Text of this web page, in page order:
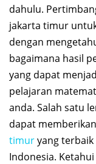
dahulu.
jakarta timur
dengan
bagaimana hasil
yang dapat
pelajaran
anda. Salah satu
dapat
timuryang
Indonesia.